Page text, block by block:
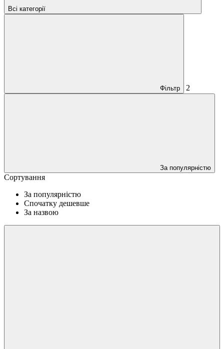
Всі категорії
Фільтр 2
За популярністю
Сортування
За популярністю
Спочатку дешевше
За назвою